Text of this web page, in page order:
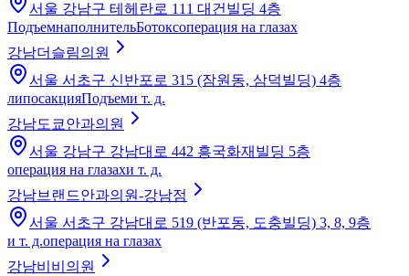
서울 강남구 테헤란로 111 대건빌딩 4층
ПодъемнаполнительБотоксоперация на глазах
강남더슬림의원
서울 서초구 신반포로 315 (잠원동, 삼덕빌딩) 4층
липосакцияПодъеми т. д.
강남도쿄안과의원
서울 강남구 강남대로 442 흥국화재빌딩 5층
операция на глазахи т. д.
강남브랜드안과의원-강남점
서울 서초구 강남대로 519 (반포동, 도충빌딩) 3, 8, 9층
и т. д.операция на глазах
강남비비의원